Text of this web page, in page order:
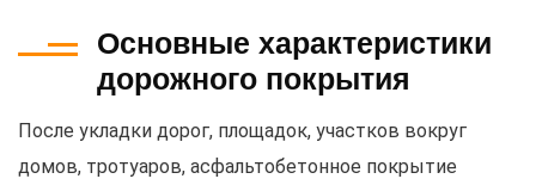
Основные характеристики
дорожного покрытия
После укладки дорог, площадок, участков вокруг
домов, тротуаров, асфальтобетонное покрытие